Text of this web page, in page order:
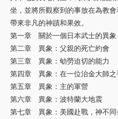
坐，並將所觀察到的事放在為教
帶來非凡的神蹟和果效。
第一章 關於一個日本武士的異象
第二章 異象：父親的死亡約會
第三章 異象：劬勞迫切的能力
第四章 異象：在一位治金大師之
第五章 異象：主的軍營
第六章 異象：波特蘭大地震
第七章 異象：美國赴戰，神不同